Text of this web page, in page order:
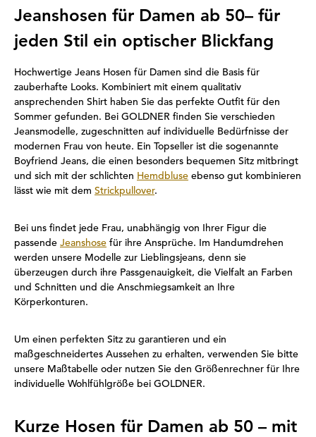
Jeanshosen für Damen ab 50– für
jeden Stil ein optischer Blickfang
Hochwertige Jeans Hosen für Damen sind die Basis für
zauberhafte Looks. Kombiniert mit einem qualitativ
ansprechenden Shirt haben Sie das perfekte Outfit für den
Sommer gefunden. Bei GOLDNER finden Sie verschieden
Jeansmodelle, zugeschnitten auf individuelle Bedürfnisse der
modernen Frau von heute. Ein Topseller ist die sogenannte
Boyfriend Jeans, die einen besonders bequemen Sitz mitbringt
und sich mit der schlichten Hemdbluse ebenso gut kombinieren
lässt wie mit dem Strickpullover.
Bei uns findet jede Frau, unabhängig von Ihrer Figur die
passende Jeanshose für ihre Ansprüche. Im Handumdrehen
werden unsere Modelle zur Lieblingsjeans, denn sie
überzeugen durch ihre Passgenauigkeit, die Vielfalt an Farben
und Schnitten und die Anschmiegsamkeit an Ihre
Körperkonturen.
Um einen perfekten Sitz zu garantieren und ein
maßgeschneidertes Aussehen zu erhalten, verwenden Sie bitte
unsere Maßtabelle oder nutzen Sie den Größenrechner für Ihre
individuelle Wohlfühlgröße bei GOLDNER.
Kurze Hosen für Damen ab 50 – mit